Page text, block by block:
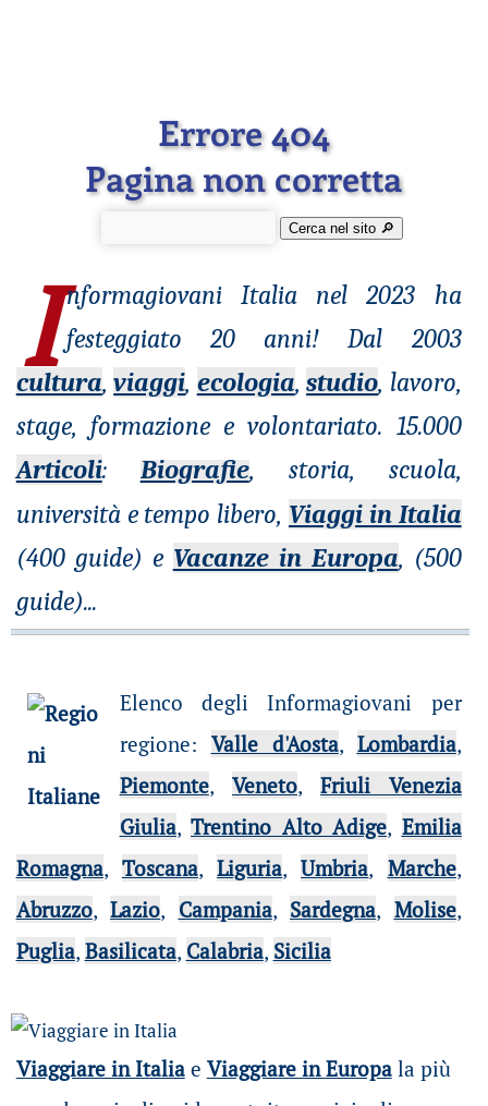
Errore 404
Pagina non corretta
Cerca nel sito 🔎︎
I nformagiovaniItalia nel 2023 ha
festeggiato 20 anni! Dal 2003
cultura,viaggi, ecologia,studio, lavoro,
stage, formazione e volontariato. 15.000
Articoli: Biografie, storia, scuola,
università e tempo libero, Viaggi in Italia
(400 guide) e Vacanze in Europa, (500
guide)...
Elenco degli Informagiovani per
regione: Valle d'Aosta, Lombardia,
Piemonte, Veneto,Friuli Venezia
Giulia,Trentino Alto Adige, Emilia
Romagna, Toscana,Liguria,Umbria, Marche,
Abruzzo,Lazio, Campania, Sardegna, Molise,
Puglia, Basilicata, Calabria, Sicilia
Viaggiare in Italiae Viaggiare in Europala più